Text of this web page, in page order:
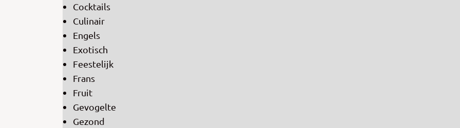
Cocktails
Culinair
Engels
Exotisch
Feestelijk
Frans
Fruit
Gevogelte
Gezond